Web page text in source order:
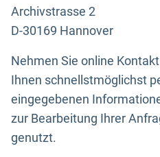
Archivstrasse 2
D-30169 Hannover
Nehmen Sie online
Ihnen schnellstmöglichst
eingegebenen
zur Bearbeitung Ihrer
genutzt.